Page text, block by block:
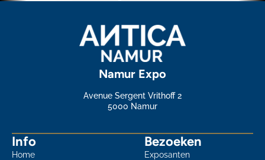
Namur Expo
Avenue Sergent Vrithoff 2
5000 Namur
Info
Home
Bezoeken
Exposanten